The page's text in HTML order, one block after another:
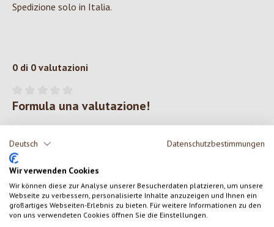
Deutsch Datenschutzbestimmungen
Wir verwenden Cookies
Wir können diese zur Analyse unserer Besucherdaten platzieren, um unsere
Webseite zu verbessern, personalisierte Inhalte anzuzeigen und Ihnen ein
großartiges Webseiten-Erlebnis zu bieten. Für weitere Informationen zu den
von uns verwendeten Cookies öffnen Sie die Einstellungen.
Spedizione solo in Italia.
0 di 0 valutazioni
Valutazione media di 0 su 5 stelle
Formula una valutazione!
Visualizza le valutazioni solo nella lingua corrente.